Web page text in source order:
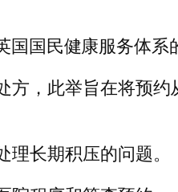
国民健康服务体系
，此举旨在将预约
长期积压的问题。